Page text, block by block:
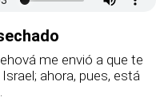
me envió a que te
ahora, pues, está